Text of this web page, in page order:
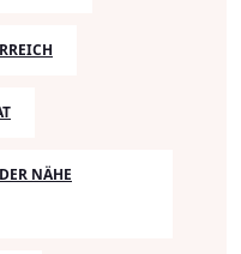
NÄHE